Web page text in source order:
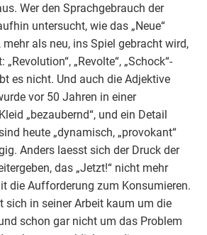
Wer den Sprachgebrauch der
untersucht, wie das „Neue“
als neu, ins Spiel gebracht wird,
„Revolte“, „Schock“-
es nicht. Und auch die Adjektive
vor 50 Jahren in einer
„bezaubernd“, und ein Detail
heute „dynamisch, „provokant“
Anders laesst sich der Druck der
das „Jetzt!“ nicht mehr
die Aufforderung zum Konsumieren.
sich in seiner Arbeit kaum um die
schon gar nicht um das Problem